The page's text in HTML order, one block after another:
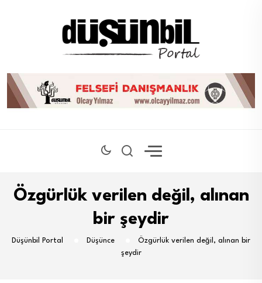
Özgürlük verilen değil, alınan
bir şeydir
Düşünbil Portal Düşünce
Özgürlük verilen değil, alınan bir
şeydir